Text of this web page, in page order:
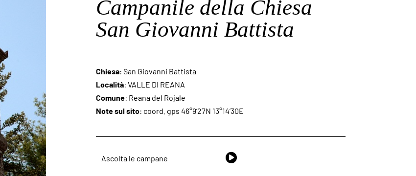
Campanile della Chiesa
San Giovanni Battista
Chiesa: San Giovanni Battista
Località: VALLE DI REANA
Comune: Reana del Rojale
Note sul sito: coord. gps 46°9’27N 13°14’30E
Ascolta le campane